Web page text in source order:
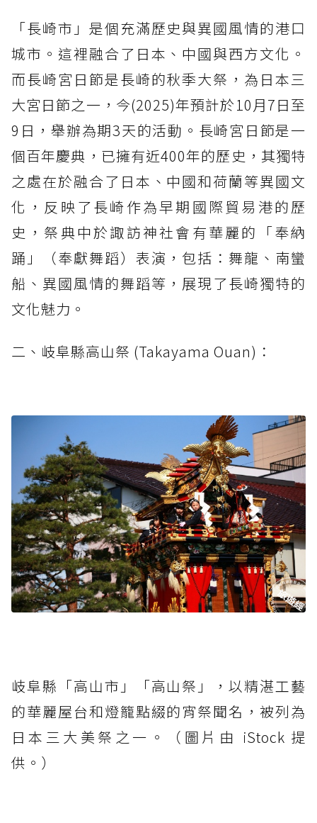
「長崎市」是個充滿歷史與異國風情的港口
城市。這裡融合了日本、中國與西方文化。
而長崎宮日節是長崎的秋季大祭，為日本三
大宮日節之一，今(2025)年預計於10月7日至
9日，舉辦為期3天的活動。長崎宮日節是一
個百年慶典，已擁有近400年的歷史，其獨特
之處在於融合了日本、中國和荷蘭等異國文
化，反映了長崎作為早期國際貿易港的歷
史，祭典中於諏訪神社會有華麗的「奉納
踊」（奉獻舞蹈）表演，包括：舞龍、南蠻
船、異國風情的舞蹈等，展現了長崎獨特的
文化魅力。
二、岐阜縣高山祭 (Takayama Ouan)：
岐阜縣「高山市」「高山祭」，以精湛工藝
的華麗屋台和燈籠點綴的宵祭聞名，被列為
日本三大美祭之一。（圖片由 iStock 提
供。）